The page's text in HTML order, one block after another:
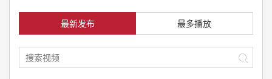
最新发布 最多播放